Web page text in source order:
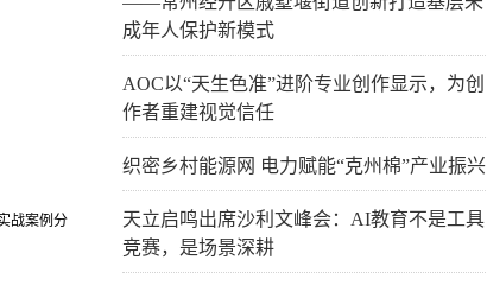
战案例分
成年人保护新模式
AOC以“天生色准”进阶专业创作显示，为创
作者重建视觉信任
织密乡村能源网 电力赋能“克州棉”产业振兴
天立启鸣出席沙利文峰会：AI教育不是工具
竞赛，是场景深耕